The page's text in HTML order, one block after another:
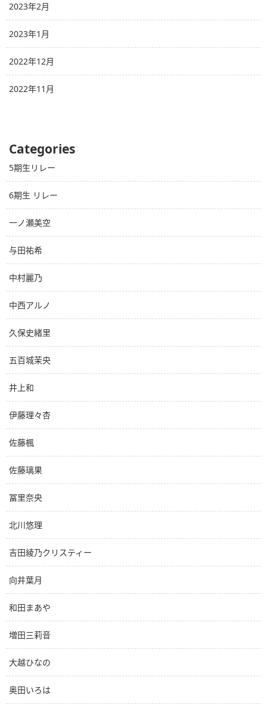
2023年2月
2023年1月
2022年12月
2022年11月
Categories
5期生リレー
6期生 リレー
一ノ瀬美空
与田祐希
中村麗乃
中西アルノ
久保史緒里
五百城茉央
井上和
伊藤理々杏
佐藤楓
佐藤璃果
冨里奈央
北川悠理
吉田綾乃クリスティー
向井葉月
和田まあや
増田三莉音
大越ひなの
奥田いろは